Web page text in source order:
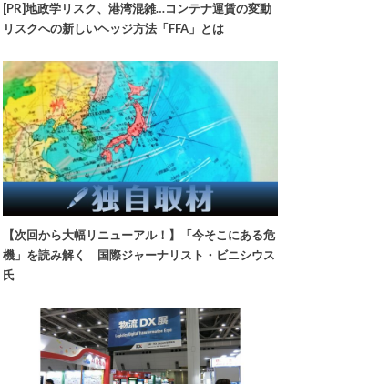
[PR]地政学リスク、港湾混雑…コンテナ運賃の変動
リスクへの新しいヘッジ方法「FFA」とは
【次回から大幅リニューアル！】「今そこにある危
機」を読み解く 国際ジャーナリスト・ビニシウス
氏